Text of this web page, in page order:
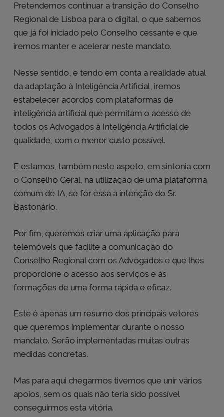
Pretendemos continuar a transição do Conselho
Regional de Lisboa para o digital, o que sabemos
que já foi iniciado pelo Conselho cessante e que
iremos manter e acelerar neste mandato.
Nesse sentido, e tendo em conta a realidade atual
da adaptação à Inteligência Artificial, iremos
estabelecer acordos com plataformas de
inteligência artificial que permitam o acesso de
todos os Advogados à Inteligência Artificial de
qualidade, com o menor custo possível.
E estamos, também neste aspeto, em sintonia com
o Conselho Geral, na utilização de uma plataforma
comum de IA, se for essa a intenção do Sr.
Bastonário.
Por fim, queremos criar uma aplicação para
telemóveis que facilite a comunicação do
Conselho Regional com os Advogados e que lhes
proporcione o acesso aos serviços e às
formações de uma forma rápida e eficaz.
Este é apenas um resumo dos principais vetores
que queremos implementar durante o nosso
mandato. Serão implementadas muitas outras
medidas concretas.
Mas para aqui chegarmos tivemos que unir vários
apoios, sem os quais não teria sido possível
conseguirmos esta vitória.